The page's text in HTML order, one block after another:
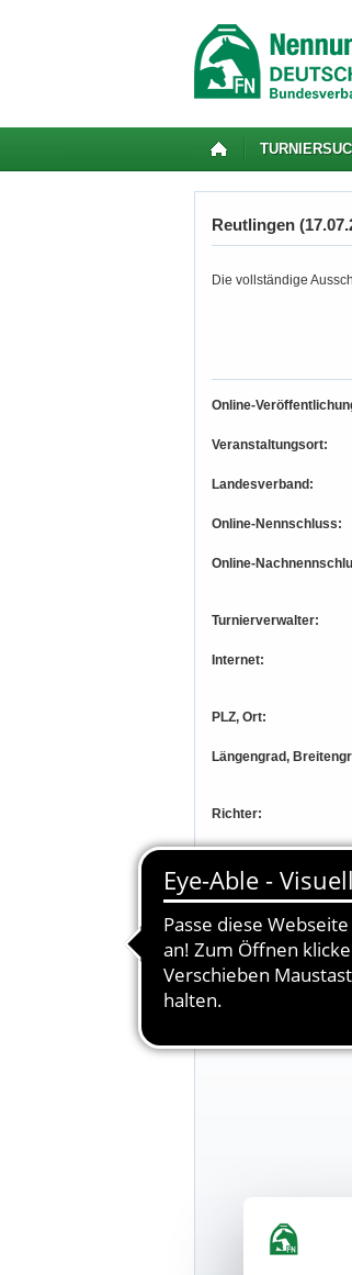
Reutlingen
Die vollständige
Online-
Veranstaltungsort:
Landesverband:
Online-Nennschluss:
Online-
Turnierverwalter:
Internet:
PLZ, Ort:
Längengrad,
Richter:
Besondere